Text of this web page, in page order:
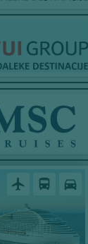
airplanemode_active directions_bus directions_car